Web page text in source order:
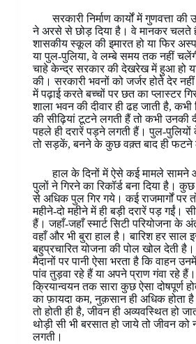
सरकारी निर्माण कार्यों में गुणवत्ता की
ने अरसे से छोड़ दिया है। वे मानकर चलते
शासकीय स्कूल की इमारत हो या फिर
या पुल-पुलिया, वे लम्बे समय तक नहीं
चाहे केन्द्र सरकार की देखरेख में हुआ हो
की। सरकारी भवनों को जर्जर होते देर
में पढ़ाई करते बच्चों पर छत का प्लास्टर
शाला भवन की दीवार ही ढह जाती है,
की सीढ़ियां टूटने लगती हैं तो कभी उनकी
पहले ही दरारें पड़ने लगती हैं। पुल-
तो सड़कें, बनने के कुछ वक़्त बाद ही फटने
हाल के दिनों में ऐसे कई मामले सामने
पुलों ने गिरने का रिकॉर्ड बना दिया है। कुछ
से अधिक पुल गिर गये। कई राजमार्गों पर
महीने-दो महीने में ही बड़ी दरारें पड़ गईं।
हैं। जहाँ-जहाँ स्मार्ट सिटी परियोजना के
वहाँ और भी बुरा हाल है। बारिश हर साल
बहुप्रचारित योजना की पोल खोल देती
मैदानों पर पानी ऐसा भरता है कि वाहन
पांव तुड़वा रहे हैं या अपने प्राण गंवा रहे
क्रियान्वयन तक सारा कुछ ऐसा दोषपूर्ण
का फ़ायदा कम, नुक़सान ही अधिक होता
तो होती ही है, जीवन ही अव्यवस्थित हो
थोड़ी सी भी बरसात हो जाये तो जीवन को
लगती।